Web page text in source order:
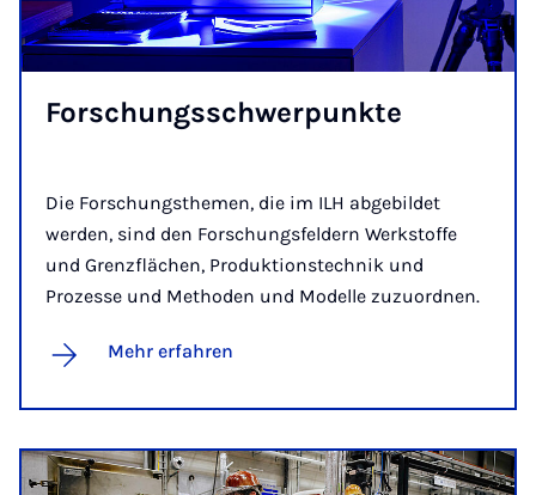
For­schungs­schwer­punk­te
Die Forschungsthemen, die im ILH abgebildet
werden, sind den Forschungsfeldern Werkstoffe
und Grenzflächen, Produktionstechnik und
Prozesse und Methoden und Modelle zuzuordnen.
Mehr erfahren